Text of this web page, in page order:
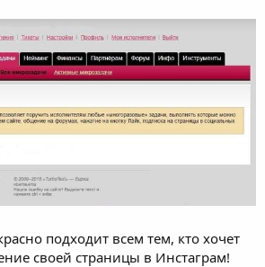
подходит всем тем, кто хочет
своей страницы в Инстаграм!